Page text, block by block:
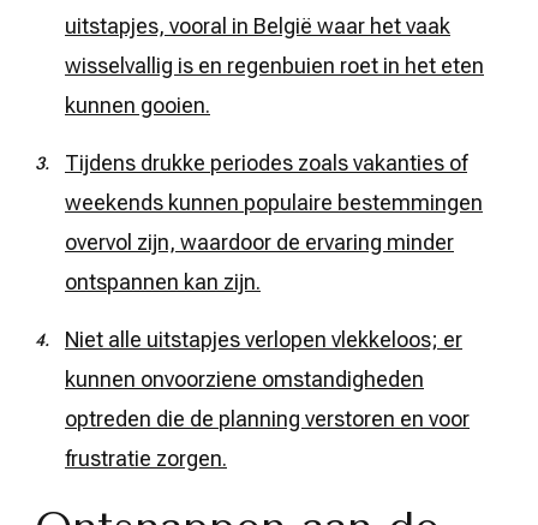
uitstapjes, vooral in België waar het vaak
wisselvallig is en regenbuien roet in het eten
kunnen gooien.
Tijdens drukke periodes zoals vakanties of
weekends kunnen populaire bestemmingen
overvol zijn, waardoor de ervaring minder
ontspannen kan zijn.
Niet alle uitstapjes verlopen vlekkeloos; er
kunnen onvoorziene omstandigheden
optreden die de planning verstoren en voor
frustratie zorgen.